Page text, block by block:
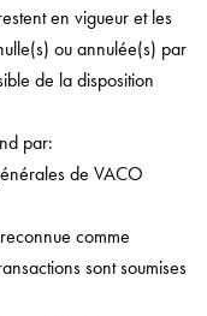
en vigueur et les
ou annulée(s) par
de la disposition
par:
de VACO
comme
sont soumises